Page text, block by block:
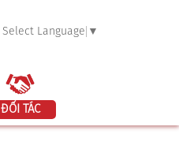
Select Language ▼
ĐỐI TÁC